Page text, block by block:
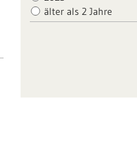
älter als 2 Jahre